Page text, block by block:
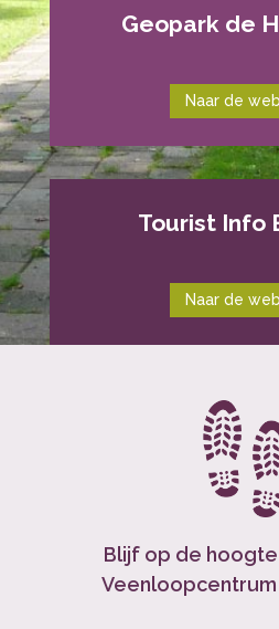
Geopark de
Naar de
Tourist Info
Naar de
Blijf op de